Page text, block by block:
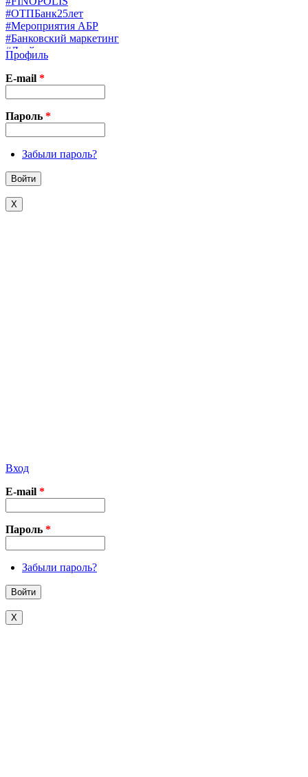
#ОТПБанк25лет
#Мероприятия АБР
#Банковский маркетинг
#Драйверы страхования
#Финконгресс ЦБ
#PB&WM
#UX/CX
#Экосистемы
X
Профиль
E-mail *
Пароль *
Забыли пароль?
X
Вход
E-mail *
Пароль *
Забыли пароль?
X